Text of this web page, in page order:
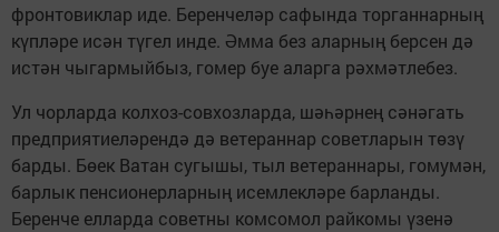
фронтовиклар иде. Беренчеләр сафында торганнарның
күпләре исән түгел инде. Әмма без аларның берсен дә
истән чыгармыйбыз, гомер буе аларга рәхмәтлебез.
Ул чорларда колхоз-совхозларда, шәһәрнең сәнәгать
предприятиеләрендә дә ветераннар советларын төзү
барды. Бөек Ватан сугышы, тыл ветераннары, гомумән,
барлык пенсионерларның исемлекләре барланды.
Беренче елларда советны комсомол райкомы үзенә